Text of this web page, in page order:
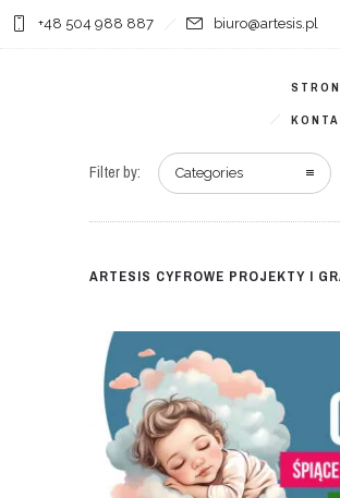
+48 504 988 887 biuro@artesis.pl
Filter by: Categories
ARTESIS CYFROWE PROJEKTY I